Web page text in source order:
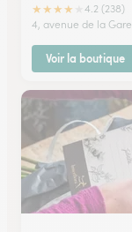
★★★★
4.2 (238)
4, avenue de la Gare
Voir la boutique